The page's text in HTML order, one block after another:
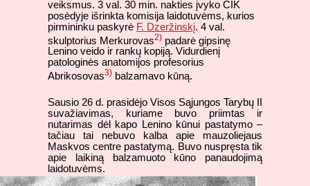
veiksmus. 3 val. 30 min. nakties įvyko CIK
posėdyje išrinkta komisija laidotuvėms, kurios
pirmininku paskyrė F. Dzeržinskį. 4 val.
skulptorius Merkurovas2) padarė gipsinę
Lenino veido ir rankų kopiją. Vidurdienį
patologinės anatomijos profesorius
Abrikosovas3) balzamavo kūną.
Sausio 26 d. prasidėjo Visos Sąjungos Tarybų II
suvažiavimas, kuriame buvo priimtas ir
nutarimas dėl kapo Lenino kūnui pastatymo –
tačiau tai nebuvo kalba apie mauzoliejaus
Maskvos centre pastatymą. Buvo nuspręsta tik
apie laikiną balzamuoto kūno panaudojimą
laidotuvėms.